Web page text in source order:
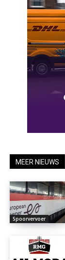
MEER NIEUWS
Spoorvervoer